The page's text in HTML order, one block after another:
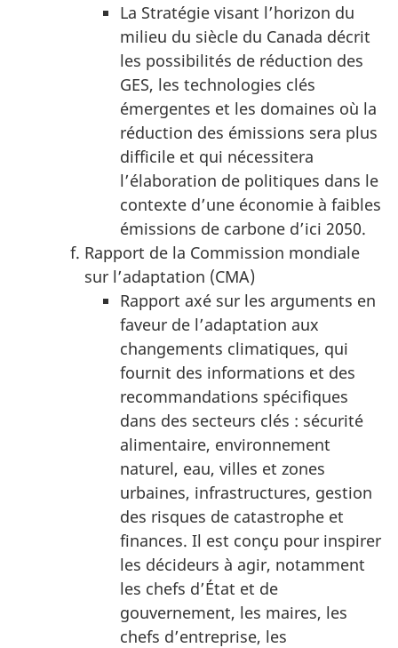
La Stratégie visant l’horizon du
milieu du siècle du Canada décrit
les possibilités de réduction des
GES, les technologies clés
émergentes et les domaines où la
réduction des émissions sera plus
difficile et qui nécessitera
l’élaboration de politiques dans le
contexte d’une économie à faibles
émissions de carbone d’ici 2050.
Rapport de la Commission mondiale
sur l’adaptation (CMA)
Rapport axé sur les arguments en
faveur de l’adaptation aux
changements climatiques, qui
fournit des informations et des
recommandations spécifiques
dans des secteurs clés : sécurité
alimentaire, environnement
naturel, eau, villes et zones
urbaines, infrastructures, gestion
des risques de catastrophe et
finances. Il est conçu pour inspirer
les décideurs à agir, notamment
les chefs d’État et de
gouvernement, les maires, les
chefs d’entreprise, les